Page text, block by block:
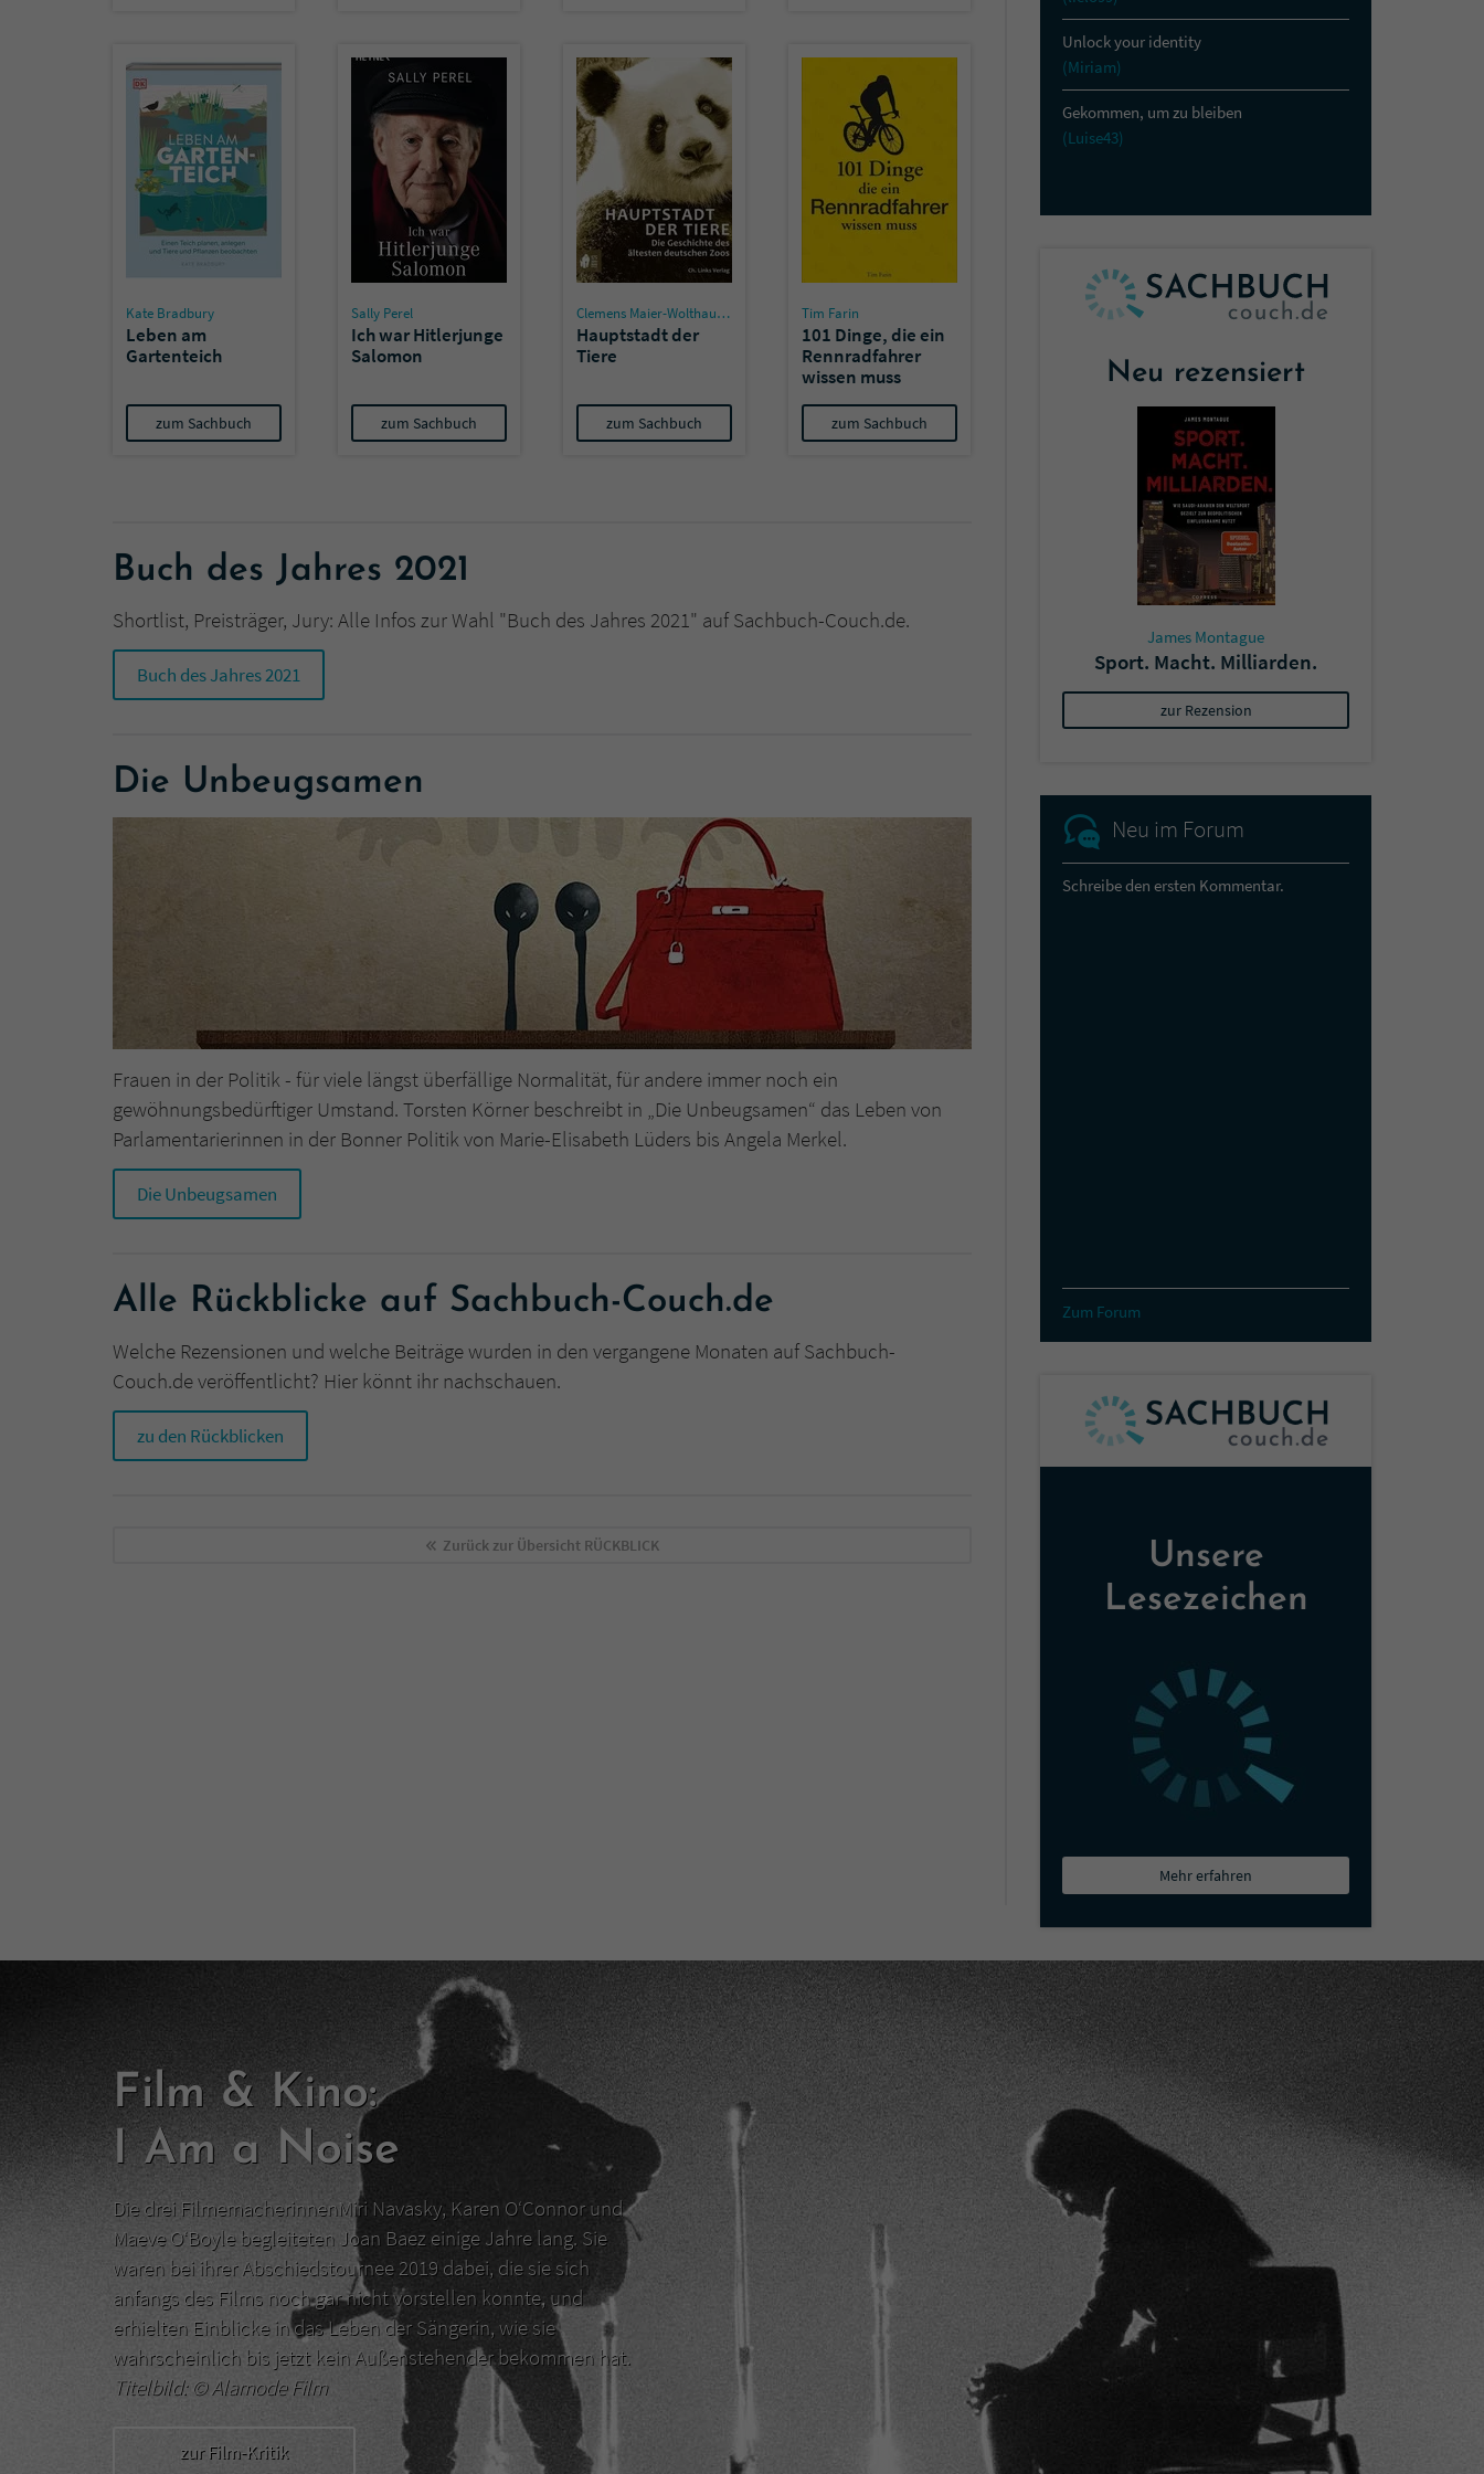
Kate Bradbury
Leben am
Gartenteich
zum Sachbuch
Sally Perel
Ich war Hitlerjunge
Salomon
zum Sachbuch
Clemens Maier-Wolthausen
Hauptstadt der
Tiere
zum Sachbuch
Tim Farin
101 Dinge, die ein
Rennradfahrer
wissen muss
zum Sachbuch
Buch des Jahres 2021
Shortlist, Preisträger, Jury: Alle Infos zur Wahl "Buch des Jahres 2021" auf Sachbuch-Couch.de.
Buch des Jahres 2021
Die Unbeugsamen
Frauen in der Politik - für viele längst überfällige Normalität, für andere immer noch ein
gewöhnungsbedürftiger Umstand. Torsten Körner beschreibt in „Die Unbeugsamen“ das Leben von
Parlamentarierinnen in der Bonner Politik von Marie-Elisabeth Lüders bis Angela Merkel.
Die Unbeugsamen
Alle Rückblicke auf Sachbuch-Couch.de
Welche Rezensionen und welche Beiträge wurden in den vergangene Monaten auf Sachbuch-
Couch.de veröffentlicht? Hier könnt ihr nachschauen.
zu den Rückblicken
Zurück zur Übersicht RÜCKBLICK
Unlock your identity
(Miriam)
Gekommen, um zu bleiben
(Luise43)
Neu rezensiert
James Montague
Sport. Macht. Milliarden.
zur Rezension
Neu im Forum
Schreibe den ersten Kommentar.
Zum Forum
Unsere
Lesezeichen
Mehr erfahren
Film & Kino:
I Am a Noise
Die drei FilmemacherinnenMiri Navasky, Karen O‘Connor und
Maeve O‘Boyle begleiteten Joan Baez einige Jahre lang. Sie
waren bei ihrer Abschiedstournee 2019 dabei, die sie sich
anfangs des Films noch gar nicht vorstellen konnte, und
erhielten Einblicke in das Leben der Sängerin, wie sie
wahrscheinlich bis jetzt kein Außenstehender bekommen hat.
Titelbild: ©Alamode Film
zur Film-Kritik
tx_pwcomments_ahash
Literatur-Couch Medien GmbH & Co. KG
1 Jahr
Cookie für Kommentare einzelner Buchtitel
fe_typo_user
Literatur-Couch Medien GmbH & Co. KG
Dieses Cookie gewährleistet die Kommunikation der